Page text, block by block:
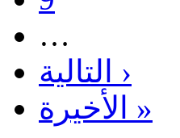
…
التالية ›
الأخيرة »